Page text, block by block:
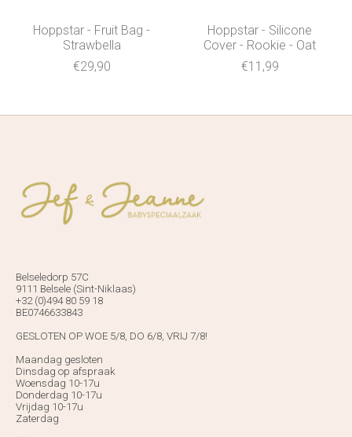
Hoppstar - Fruit Bag -
Strawbella
€29,90
Hoppstar - Silicone
Cover - Rookie - Oat
€11,99
Belseledorp 57C
9111 Belsele (Sint-Niklaas)
+32 (0)494 80 59 18
BE0746633843
GESLOTEN OP WOE 5/8, DO 6/8, VRIJ 7/8!
Maandag gesloten
Dinsdag op afspraak
Woensdag 10-17u
Donderdag 10-17u
Vrijdag 10-17u
Zaterdag